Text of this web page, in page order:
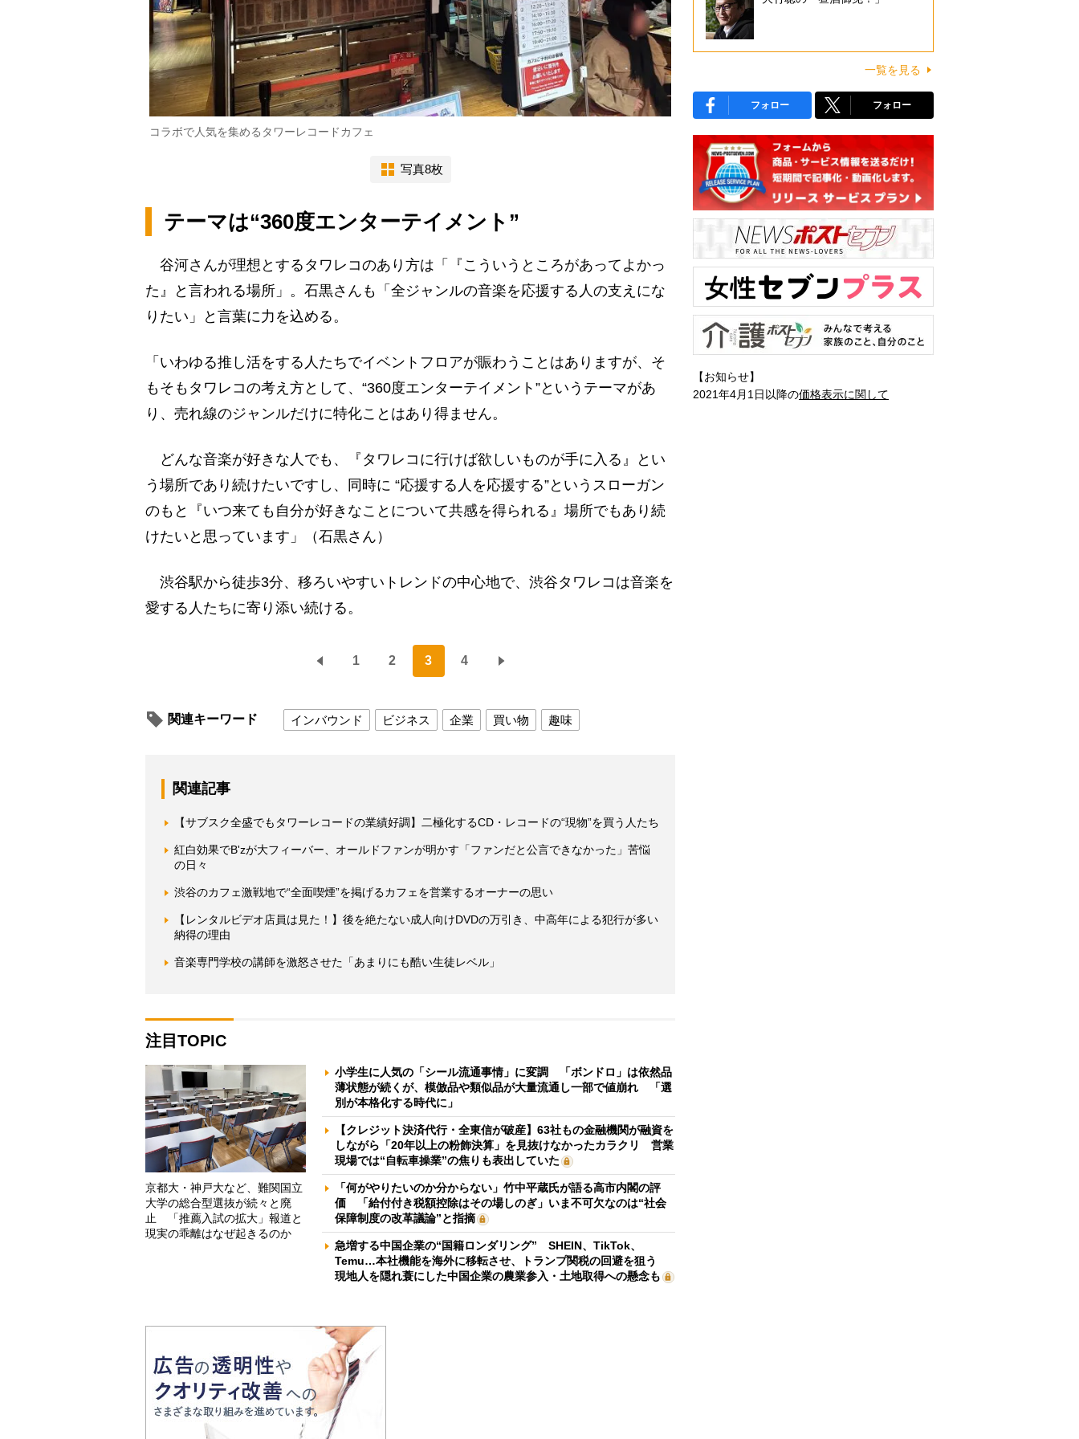
コラボで人気を集めるタワーレコードカフェ
写真8枚
テーマは“360度エンターテイメント”
谷河さんが理想とするタワレコのあり方は「『こういうところがあってよかっ
た』と言われる場所」。石黒さんも「全ジャンルの音楽を応援する人の支えにな
りたい」と言葉に力を込める。
「いわゆる推し活をする人たちでイベントフロアが賑わうことはありますが、そ
もそもタワレコの考え方として、“360度エンターテイメント”というテーマがあ
り、売れ線のジャンルだけに特化ことはあり得ません。
どんな音楽が好きな人でも、『タワレコに行けば欲しいものが手に入る』とい
う場所であり続けたいですし、同時に “応援する人を応援する”というスローガン
のもと『いつ来ても自分が好きなことについて共感を得られる』場所でもあり続
けたいと思っています」（石黒さん）
渋谷駅から徒歩3分、移ろいやすいトレンドの中心地で、渋谷タワレコは音楽を
愛する人たちに寄り添い続ける。
1 2 3 4
関連キーワード インバウンド ビジネス 企業 買い物 趣味
関連記事
【サブスク全盛でもタワーレコードの業績好調】二極化するCD・レコードの“現物”を買う人たち
紅白効果でB'zが大フィーバー、オールドファンが明かす「ファンだと公言できなかった」苦悩
の日々
渋谷のカフェ激戦地で“全面喫煙”を掲げるカフェを営業するオーナーの思い
【レンタルビデオ店員は見た！】後を絶たない成人向けDVDの万引き、中高年による犯行が多い
納得の理由
音楽専門学校の講師を激怒させた「あまりにも酷い生徒レベル」
注目TOPIC
京都大・神戸大など、難関国立
大学の総合型選抜が続々と廃
止 「推薦入試の拡大」報道と
現実の乖離はなぜ起きるのか
小学生に人気の「シール流通事情」に変調 「ボンドロ」は依然品
薄状態が続くが、模倣品や類似品が大量流通し一部で値崩れ 「選
別が本格化する時代に」
【クレジット決済代行・全東信が破産】63社もの金融機関が融資を
しながら「20年以上の粉飾決算」を見抜けなかったカラクリ 営業
現場では“自転車操業”の焦りも表出していた
「何がやりたいのか分からない」竹中平蔵氏が語る高市内閣の評
価 「給付付き税額控除はその場しのぎ」いま不可欠なのは“社会
保障制度の改革議論”と指摘
急増する中国企業の“国籍ロンダリング” SHEIN、TikTok、
Temu…本社機能を海外に移転させ、トランプ関税の回避を狙う
現地人を隠れ蓑にした中国企業の農業参入・土地取得への懸念も
一覧を見る
フォロー フォロー
【お知らせ】
2021年4月1日以降の価格表示に関して